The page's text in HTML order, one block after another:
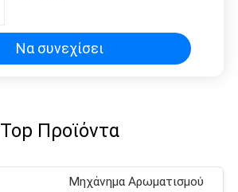
Να συνεχίσει
Top Προϊόντα
Μηχάνημα Αρωματισμού